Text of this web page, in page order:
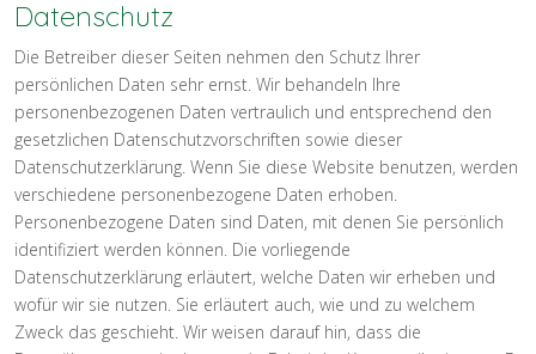
Datenschutz
Die Betreiber dieser Seiten nehmen den Schutz Ihrer
persönlichen Daten sehr ernst. Wir behandeln Ihre
personenbezogenen Daten vertraulich und entsprechend den
gesetzlichen Datenschutzvorschriften sowie dieser
Datenschutzerklärung. Wenn Sie diese Website benutzen, werden
verschiedene personenbezogene Daten erhoben.
Personenbezogene Daten sind Daten, mit denen Sie persönlich
identifiziert werden können. Die vorliegende
Datenschutzerklärung erläutert, welche Daten wir erheben und
wofür wir sie nutzen. Sie erläutert auch, wie und zu welchem
Zweck das geschieht. Wir weisen darauf hin, dass die